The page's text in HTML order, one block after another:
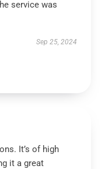
service was
Sep 25, 2024
It’s of high
it a great